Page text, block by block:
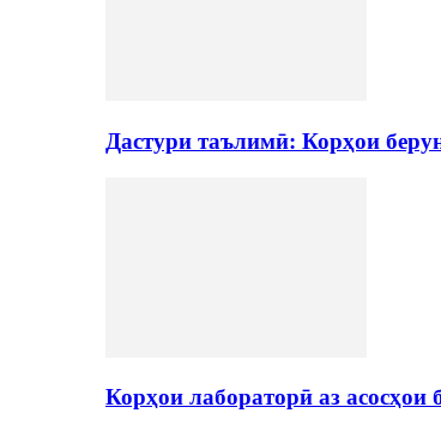
Дастури таълимӣ: Корҳои
Корҳои лабораторӣ аз